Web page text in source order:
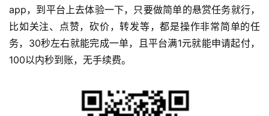
app，到平台上去体验一下，只要做简单的悬赏任务就行，
比如关注、点赞，砍价，转发等，都是操作非常简单的任
务，30秒左右就能完成一单，且平台满1元就能申请起付，
100以内秒到账，无手续费。